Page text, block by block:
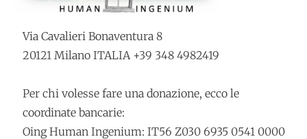
Via Cavalieri Bonaventura 8
20121 Milano ITALIA +39 348 4982419
Per chi volesse fare una donazione, ecco le
coordinate bancarie:
Oing Human Ingenium: IT56 Z030 6935 0541 0000